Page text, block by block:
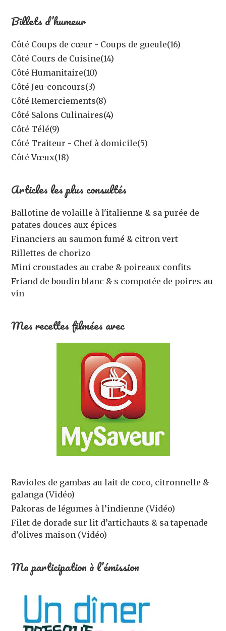
Billets d’humeur
Côté Coups de cœur - Coups de gueule(16)
Côté Cours de Cuisine(14)
Côté Humanitaire(10)
Côté Jeu-concours(3)
Côté Remerciements(8)
Côté Salons Culinaires(4)
Côté Télé(9)
Côté Traiteur - Chef à domicile(5)
Côté Vœux(18)
Articles les plus consultés
Ballotine de volaille à l'italienne & sa purée de
patates douces aux épices
Financiers au saumon fumé & citron vert
Rillettes de chorizo
Mini croustades au crabe & poireaux confits
Friand de boudin blanc & s compotée de poires au
vin
Mes recettes filmées avec
Ravioles de gambas au lait de coco, citronnelle &
galanga (Vidéo)
Pakoras de légumes à l’indienne (Vidéo)
Filet de dorade sur lit d’artichauts & sa tapenade
d’olives maison (Vidéo)
Ma participation à l’émission